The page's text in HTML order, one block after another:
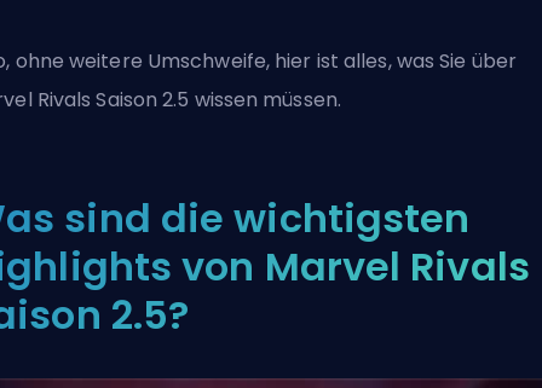
ohne weitere Umschweife, hier ist alles, was Sie über
Rivals Saison 2.5 wissen müssen.
sind die wichtigsten
von Marvel Rivals
2.5?